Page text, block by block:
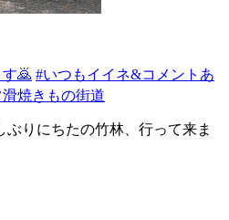
🙇 #いつもイイネ&コメントあ
滑焼きもの街道
りにちたの竹林、行って来ま